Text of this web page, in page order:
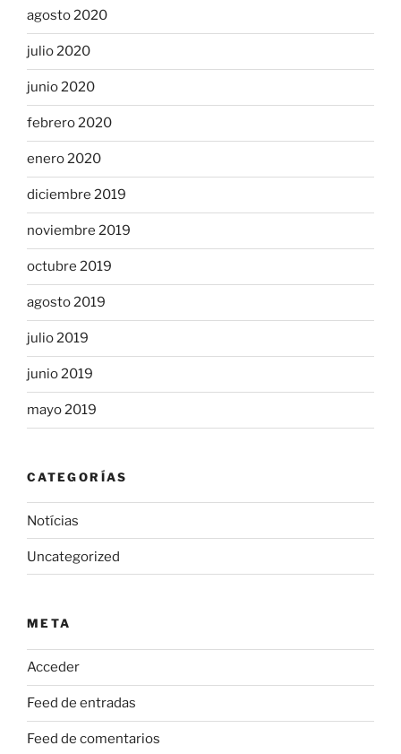
agosto 2020
julio 2020
junio 2020
febrero 2020
enero 2020
diciembre 2019
noviembre 2019
octubre 2019
agosto 2019
julio 2019
junio 2019
mayo 2019
CATEGORÍAS
Notícias
Uncategorized
META
Acceder
Feed de entradas
Feed de comentarios